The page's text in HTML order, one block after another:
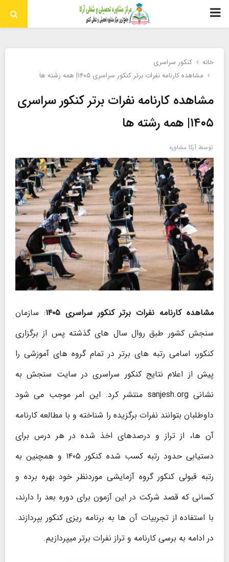
منوی
خانه
کنکور سراسری
مشاهده کارنامه نفرات برتر کنکور سراسری ۱۴۰۵| همه رشته ها
مشاهده کارنامه نفرات برتر کنکور سراسری
۱۴۰۵| همه رشته ها
توسط آرکا مشاوره
مشاهده کارنامه نفرات برتر کنکور سراسری ۱۴۰۵
: سازمان
سنجش کشور طبق روال سال های گذشته پس از برگزاری
کنکور، اسامی رتبه های برتر در تمام گروه های آموزشی را
پیش از اعلام نتایج کنکور سراسری در سایت سنجش به
نشانی sanjesh.org منتشر کرد. این امر موجب می شود
داوطلبان بتوانند نفرات برگزیده را شناخته و با مطالعه کارنامه
آن ها، از تراز و درصدهای اخذ شده در هر درس برای
دستیابی حدود رتبه کسب شده کنکور ۱۴۰۵ و همچنین به
رتبه قبولی کنکور گروه آزمایشی موردنظر خود بهره برده و
کسانی که قصد شرکت در این آزمون برای دوره بعد را دارند،
با استفاده از تجربیات آن ها به برنامه ریزی کنکور بپردازند.
در ادامه به برسی کارنامه و تراز نفرات برتر میپردازیم.